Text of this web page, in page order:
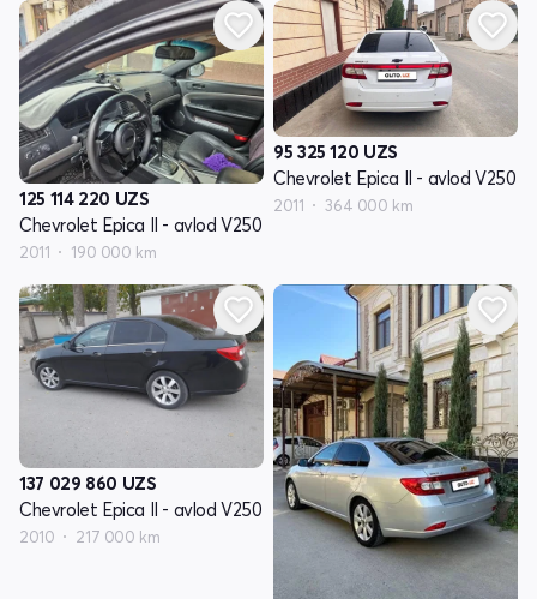
125 114 220 UZS
Chevrolet Epica II - avlod V250
2011 190 000 km
95 325 120 UZS
Chevrolet Epica II - avlod V250
2011 364 000 km
137 029 860 UZS
Chevrolet Epica II - avlod V250
2010 217 000 km